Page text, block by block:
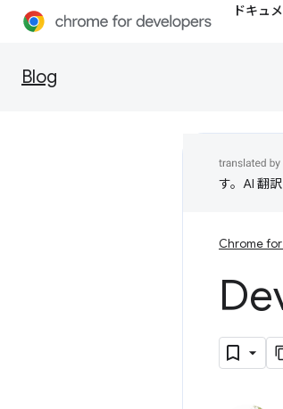
ドキュ
Blog
す。AI 翻
Chrome